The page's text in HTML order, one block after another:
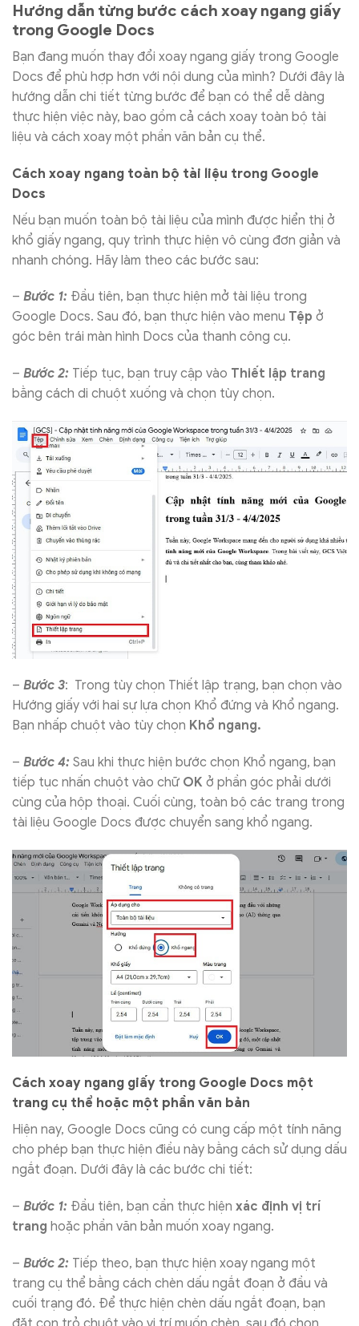
Hướng dẫn từng bước cách xoay ngang giấy
trong Google Docs
Bạn đang muốn thay đổi xoay ngang giấy trong Google
Docs để phù hợp hơn với nội dung của mình? Dưới đây là
hướng dẫn chi tiết từng bước để bạn có thể dễ dàng
thực hiện việc này, bao gồm cả cách xoay toàn bộ tài
liệu và cách xoay một phần văn bản cụ thể.
Cách xoay ngang toàn bộ tài liệu trong Google
Docs
Nếu bạn muốn toàn bộ tài liệu của mình được hiển thị ở
khổ giấy ngang, quy trình thực hiện vô cùng đơn giản và
nhanh chóng. Hãy làm theo các bước sau:
– Bước 1: Đầu tiên, bạn thực hiện mở tài liệu trong
Google Docs. Sau đó, bạn thực hiện vào menu Tệp ở
góc bên trái màn hình Docs của thanh công cụ.
– Bước 2: Tiếp tục, bạn truy cập vào Thiết lập trang
bằng cách di chuột xuống và chọn tùy chọn.
– Bước 3: Trong tùy chọn Thiết lập trạng, bạn chọn vào
Hướng giấy với hai sự lựa chọn Khổ đứng và Khổ ngang.
Bạn nhấp chuột vào tùy chọn Khổ ngang.
– Bước 4: Sau khi thực hiện bước chọn Khổ ngang, bạn
tiếp tục nhấn chuột vào chữ OK ở phần góc phải dưới
cùng của hộp thoại. Cuối cùng, toàn bộ các trang trong
tài liệu Google Docs được chuyển sang khổ ngang.
Cách xoay ngang giấy trong Google Docs một
trang cụ thể hoặc một phần văn bản
Hiện nay, Google Docs cũng có cung cấp một tính năng
cho phép bạn thực hiện điều này bằng cách sử dụng dấu
ngắt đoạn. Dưới đây là các bước chi tiết:
– Bước 1: Đầu tiên, bạn cần thực hiện xác định vị trí
trang hoặc phần văn bản muốn xoay ngang.
– Bước 2: Tiếp theo, bạn thực hiện xoay ngang một
trang cụ thể bằng cách chèn dấu ngắt đoạn ở đầu và
cuối trạng đó. Để thực hiện chèn dấu ngắt đoạn, bạn